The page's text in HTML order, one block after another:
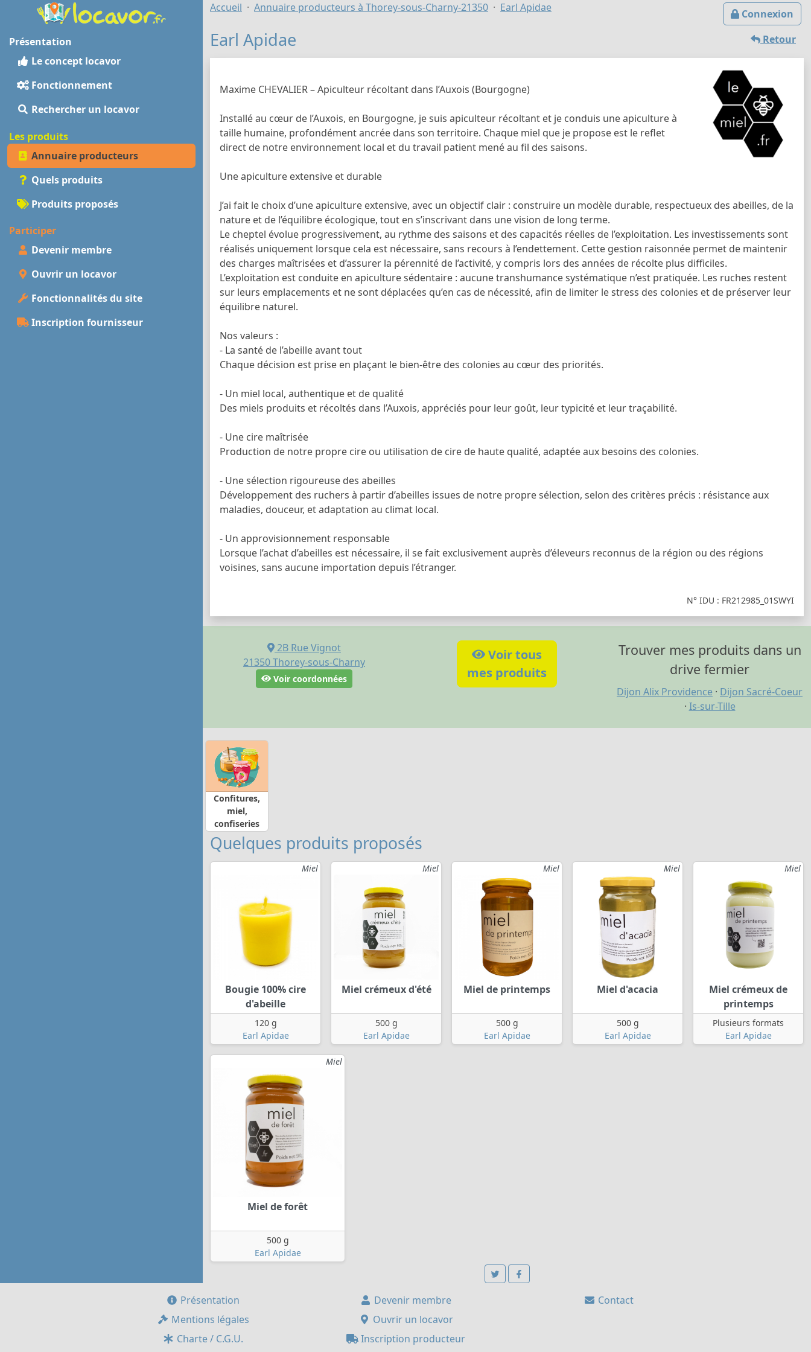
Présentation
Le concept locavor
Fonctionnement
Rechercher un locavor
Les produits
Annuaire producteurs
Quels produits
Produits proposés
Participer
Devenir membre
Ouvrir un locavor
Fonctionnalités du site
Inscription fournisseur
Connexion
Accueil Annuaire producteurs à Thorey-sous-Charny-21350 Earl Apidae
Retour
Earl Apidae
Maxime CHEVALIER – Apiculteur récoltant dans l’Auxois (Bourgogne)
Installé au cœur de l’Auxois, en Bourgogne, je suis apiculteur récoltant et je conduis une apiculture à
taille humaine, profondément ancrée dans son territoire. Chaque miel que je propose est le reflet
direct de notre environnement local et du travail patient mené au fil des saisons.
Une apiculture extensive et durable
J’ai fait le choix d’une apiculture extensive, avec un objectif clair : construire un modèle durable, respectueux des abeilles, de la
nature et de l’équilibre écologique, tout en s’inscrivant dans une vision de long terme.
Le cheptel évolue progressivement, au rythme des saisons et des capacités réelles de l’exploitation. Les investissements sont
réalisés uniquement lorsque cela est nécessaire, sans recours à l’endettement. Cette gestion raisonnée permet de maintenir
des charges maîtrisées et d’assurer la pérennité de l’activité, y compris lors des années de récolte plus difficiles.
L’exploitation est conduite en apiculture sédentaire : aucune transhumance systématique n’est pratiquée. Les ruches restent
sur leurs emplacements et ne sont déplacées qu’en cas de nécessité, afin de limiter le stress des colonies et de préserver leur
équilibre naturel.
Nos valeurs :
- La santé de l’abeille avant tout
Chaque décision est prise en plaçant le bien-être des colonies au cœur des priorités.
- Un miel local, authentique et de qualité
Des miels produits et récoltés dans l’Auxois, appréciés pour leur goût, leur typicité et leur traçabilité.
- Une cire maîtrisée
Production de notre propre cire ou utilisation de cire de haute qualité, adaptée aux besoins des colonies.
- Une sélection rigoureuse des abeilles
Développement des ruchers à partir d’abeilles issues de notre propre sélection, selon des critères précis : résistance aux
maladies, douceur, et adaptation au climat local.
- Un approvisionnement responsable
Lorsque l’achat d’abeilles est nécessaire, il se fait exclusivement auprès d’éleveurs reconnus de la région ou des régions
voisines, sans aucune importation depuis l’étranger.
N° IDU : FR212985_01SWYI
2B Rue Vignot
21350Thorey-sous-Charny
Voir coordonnées
Voir tous
mes produits
Trouver mes produits dans un
drive fermier
Dijon Alix Providence · Dijon Sacré-Coeur
· Is-sur-Tille
Confitures,
miel,
confiseries
Quelques produits proposés
Miel
Bougie 100% cire
d'abeille
120 g
Earl Apidae
Miel
Miel crémeux d'été
500 g
Earl Apidae
Miel
Miel de printemps
500 g
Earl Apidae
Miel
Miel d'acacia
500 g
Earl Apidae
Miel
Miel crémeux de
printemps
Plusieurs formats
Earl Apidae
Miel
Miel de forêt
500 g
Earl Apidae
Présentation
Mentions légales
Charte / C.G.U.
Devenir membre
Ouvrir un locavor
Inscription producteur
Contact